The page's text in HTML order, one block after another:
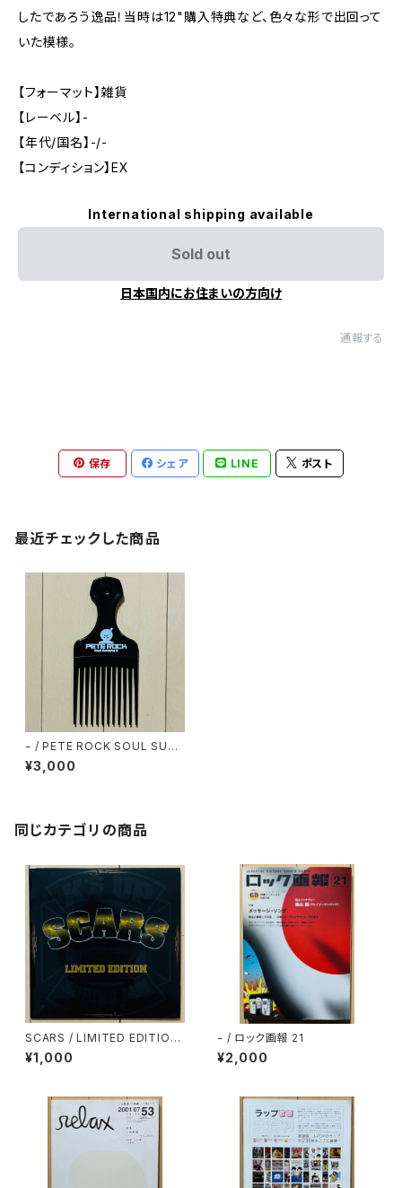
したであろう逸品！当時は12"購入特典など、色々な形で出回って
いた模様。
【フォーマット】雑貨
【レーベル】-
【年代/国名】-/-
【コンディション】EX
International shipping available
Sold out
日本国内にお住まいの方向け
通報する
保存 シェア LINE ポスト
最近チェックした商品
- / PETE ROCK SOUL SURV
IVOR 2 AFRO COMB
¥3,000
同じカテゴリの商品
SCARS / LIMITED EDITION
(K'S UP SPRING JAM 2012)
¥1,000
- / ロック画報 21
¥2,000